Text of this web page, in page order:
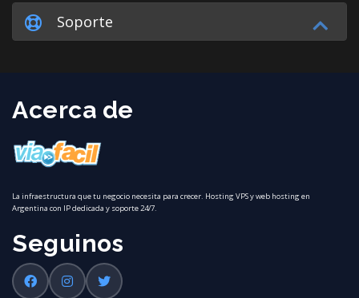
Soporte
Acerca de
La infraestructura que tu negocio necesita para crecer. Hosting VPS y web hosting en
Argentina con IP dedicada y soporte 24/7.
Seguinos